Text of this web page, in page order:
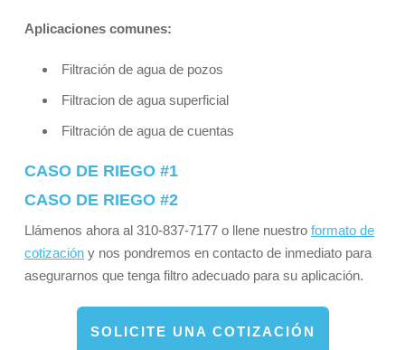
Aplicaciones comunes:
Filtración de agua de pozos
Filtracion de agua superficial
Filtración de agua de cuentas
CASO DE RIEGO #1
CASO DE RIEGO #2
Llámenos ahora al 310-837-7177 o llene nuestro formato de
cotización y nos pondremos en contacto de inmediato para
asegurarnos que tenga filtro adecuado para su aplicación.
SOLICITE UNA COTIZACIÓN